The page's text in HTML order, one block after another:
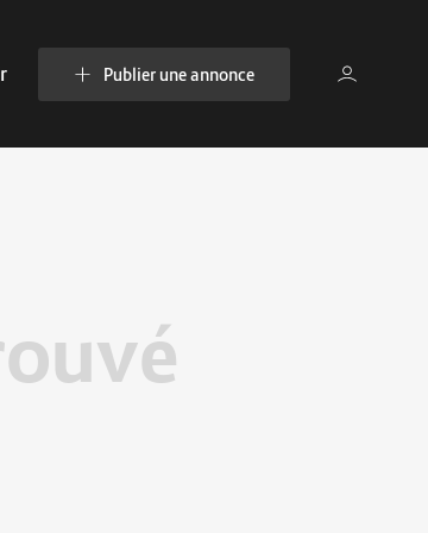
Publier une annonce